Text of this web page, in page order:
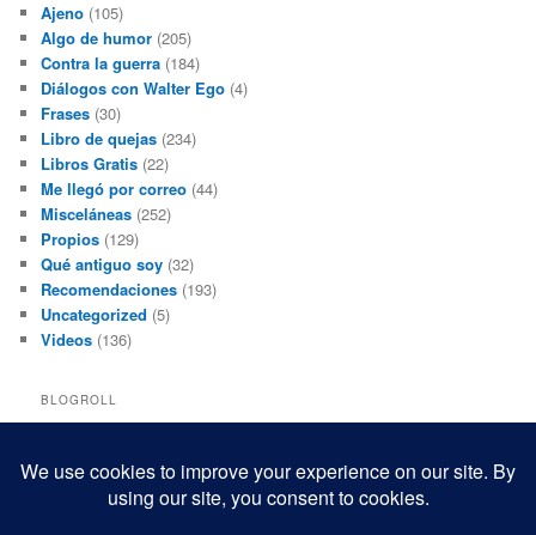
Ajeno (105)
Algo de humor (205)
Contra la guerra (184)
Diálogos con Walter Ego (4)
Frases (30)
Libro de quejas (234)
Libros Gratis (22)
Me llegó por correo (44)
Misceláneas (252)
Propios (129)
Qué antiguo soy (32)
Recomendaciones (193)
Uncategorized (5)
Videos (136)
BLOGROLL
Black and White Power
Mis macrofotografías
Teresita Rivas